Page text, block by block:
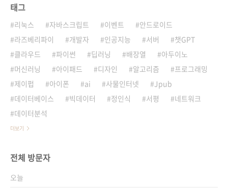
태그
리눅스 자바스크립트 이벤트
안드로이드
라즈베리파이
개발자 인공지능 서버
챗GPT
클라우드
파이썬 딥러닝 배장열
아두이노
머신러닝
아이패드 디자인 알고리즘
프로그래밍
제이펍
아이폰 ai 사물인터넷
Jpub
데이터베이스
빅데이터 정인식 서평
네트워크
데이터분석
더보기
전체 방문자
오늘